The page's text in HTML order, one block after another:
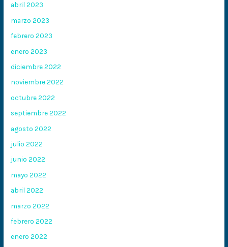
abril 2023
marzo 2023
febrero 2023
enero 2023
diciembre 2022
noviembre 2022
octubre 2022
septiembre 2022
agosto 2022
julio 2022
junio 2022
mayo 2022
abril 2022
marzo 2022
febrero 2022
enero 2022